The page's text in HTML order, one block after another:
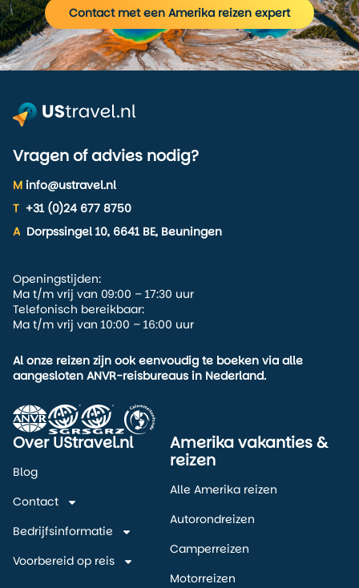
Contact met een Amerika reizen expert
Vragen of advies nodig?
M info@ustravel.nl
T +31 (0)24 677 8750
A Dorpssingel 10, 6641 BE, Beuningen
Openingstijden:
Ma t/m vrij van 09:00 – 17:30 uur
Telefonisch bereikbaar:
Ma t/m vrij van 10:00 – 16:00 uur
Al onze reizen zijn ook eenvoudig te boeken via alle
aangesloten ANVR-reisbureaus in Nederland.
Over UStravel.nl
Blog
Contact
Bedrijfsinformatie
Voorbereid op reis
Amerika vakanties &
reizen
Alle Amerika reizen
Autorondreizen
Camperreizen
Motorreizen